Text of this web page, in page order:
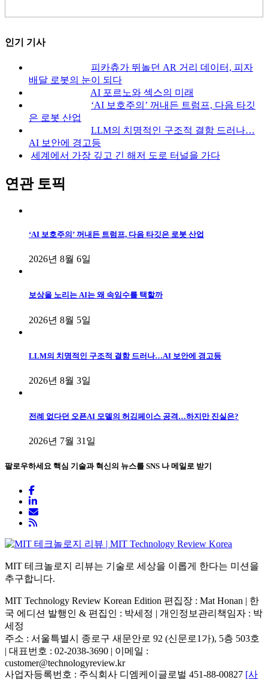
인기 기사
피카츄가 뛰놀던 AR 거리 데이터, 피자
배달 로봇의 눈이 되다
AI 포르노와 섹스의 미래
‘AI 보호주의’ 꺼내든 트럼프, 다음 타깃
은 로봇 산업
LLM의 치명적인 구조적 결함 드러나…
AI 보안에 경고등
세계에서 가장 깊고 긴 해저 도로 터널을 가다
연관 토픽
‘AI 보호주의’ 꺼내든 트럼프, 다음 타깃은 로봇 산업
2026년 8월 6일
보상을 노리는 AI는 왜 속임수를 택할까
2026년 8월 5일
LLM의 치명적인 구조적 결함 드러나…AI 보안에 경고등
2026년 8월 3일
전례 없다던 오픈AI 모델의 허깅페이스 공격…하지만 진실은?
2026년 7월 31일
팔로우하세요 핵심 기술과 혁신의 뉴스를 SNS 나 메일로 받기
MIT 테크놀로지 리뷰는 기술로 세상을 이롭게 한다는 미션을
추구합니다.
MIT Technology Review Korean Edition 편집장 : Mat Honan | 한
국 에디션 발행인 & 편집인 : 박세정 | 개인정보관리책임자 : 박
세정
주소 : 서울특별시 종로구 새문안로 92 (신문로1가), 5층 503호
| 대표번호 : 02-2038-3690 | 이메일 :
customer@technologyreview.kr
사업자등록번호 : 주식회사 디엠케이글로벌 451-88-00827 [사